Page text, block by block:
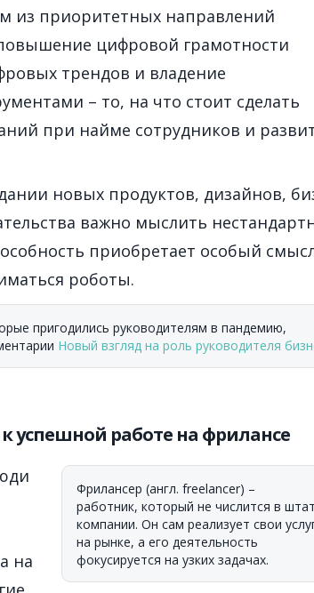
из приоритетных направлений
цифровой грамотности
трендов и владение
– то, на что стоит сделать
при найме сотрудников и
новых продуктов, дизайнов,
важно мыслить
приобретает особый
роботы.
пригодились руководителям в пандемию,
Новый взгляд на роль руководителя
успешной работе на фрилансе
Фрилансер (англ. freelancer) –
работник, который не числится в
компании. Он сам реализует свои
на рынке, а его деятельность
фокусируется на узких задачах.
на